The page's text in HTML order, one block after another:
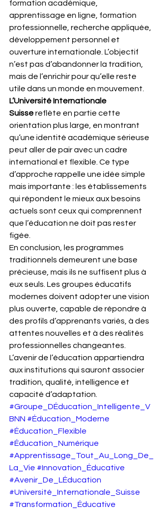
formation académique,
apprentissage en ligne, formation
professionnelle, recherche appliquée,
développement personnel et
ouverture internationale. L’objectif
n’est pas d’abandonner la tradition,
mais de l’enrichir pour qu’elle reste
utile dans un monde en mouvement.
L’Université Internationale
Suisse reflète en partie cette
orientation plus large, en montrant
qu’une identité académique sérieuse
peut aller de pair avec un cadre
international et flexible. Ce type
d’approche rappelle une idée simple
mais importante : les établissements
qui répondent le mieux aux besoins
actuels sont ceux qui comprennent
que l’éducation ne doit pas rester
figée.
En conclusion, les programmes
traditionnels demeurent une base
précieuse, mais ils ne suffisent plus à
eux seuls. Les groupes éducatifs
modernes doivent adopter une vision
plus ouverte, capable de répondre à
des profils d’apprenants variés, à des
attentes nouvelles et à des réalités
professionnelles changeantes.
L’avenir de l’éducation appartiendra
aux institutions qui sauront associer
tradition, qualité, intelligence et
capacité d’adaptation.
#Groupe_DÉducation_Intelligente_V
BNN #Éducation_Moderne
#Éducation_Flexible
#Éducation_Numérique
#Apprentissage_Tout_Au_Long_De_
La_Vie #Innovation_Éducative
#Avenir_De_LÉducation
#Université_Internationale_Suisse
#Transformation_Éducative